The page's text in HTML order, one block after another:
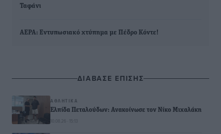
Ταφάνι
ΑΕΡΑ: Εντυπωσιακό χτύπημα με Πέδρο Κόντε!
ΔΙΑΒΑΣΕ ΕΠΙΣΗΣ
ΑΘΛΗΤΙΚΆ
Ελπίδα Πεταλούδων: Ανακοίνωσε τον Νίκο Μιχαλάκη
10.08.26 · 15:13